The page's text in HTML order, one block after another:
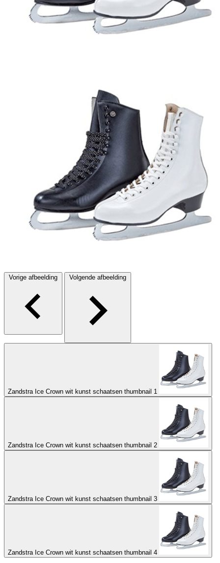
Vorige afbeelding Volgende afbeelding
Zandstra Ice Crown wit kunst schaatsen thumbnail 1
Zandstra Ice Crown wit kunst schaatsen thumbnail 2
Zandstra Ice Crown wit kunst schaatsen thumbnail 3
Zandstra Ice Crown wit kunst schaatsen thumbnail 4